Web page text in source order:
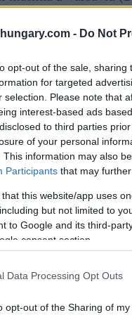
- Do Not
opt-out of the sale,
for targeted
selection. Please note that
interest-based ads
to third parties
of your personal
This information may also
Participants that may
that this website/app uses
but not limited to
to Google and its third-
consent section.
Data Processing Opt Outs
opt-out of the Sharing of my
“ritorno della
democratici
ma “ora
storicamente forti,
sottolineato che
approcci politici a
dei due Paesi sono
una mano
la
per ripristinare